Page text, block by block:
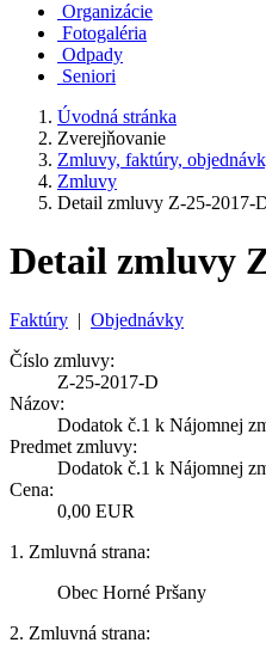
Organizácie
Fotogaléria
Odpady
Seniori
Úvodná stránka
Zverejňovanie
Zmluvy, faktúry,
Zmluvy
Detail zmluvy Z-25-2017-
Detail zmluvy
Faktúry | Objednávky
Číslo zmluvy:
Z-25-2017-D
Názov:
Dodatok č.1 k Nájomnej
Predmet zmluvy:
Dodatok č.1 k Nájomnej
Cena:
0,00 EUR
1. Zmluvná strana:
Obec Horné Pršany
2. Zmluvná strana: